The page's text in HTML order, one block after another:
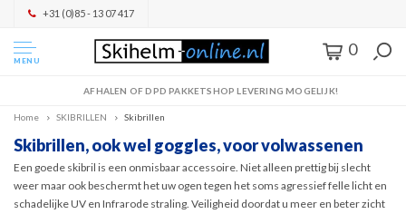
+31 (0)85 - 13 07 417
MENU
0
AFHALEN OF DPD PAKKETSHOP LEVERING MOGELIJK!
Home SKIBRILLEN Skibrillen
Skibrillen, ook wel goggles, voor volwassenen
Een goede skibril is een onmisbaar accessoire. Niet alleen prettig bij slecht
weer maar ook beschermt het uw ogen tegen het soms agressief felle licht en
schadelijke UV en Infrarode straling. Veiligheid doordat u meer en beter zicht